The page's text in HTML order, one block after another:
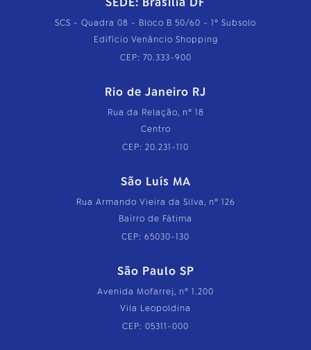
SCS - Quadra 08 - Bloco B 50/60 - 1º Subsolo
Edifício Venâncio Shopping
CEP: 70.333-900
Rio de Janeiro RJ
Rua da Relação, nº 18
Centro
CEP: 20.231-110
São Luís MA
Rua Armando Vieira da Silva, nº 126
Bairro de Fátima
CEP: 65030-130
São Paulo SP
Avenida Mofarrej, nº 1.200
Vila Leopoldina
CEP: 05311-000